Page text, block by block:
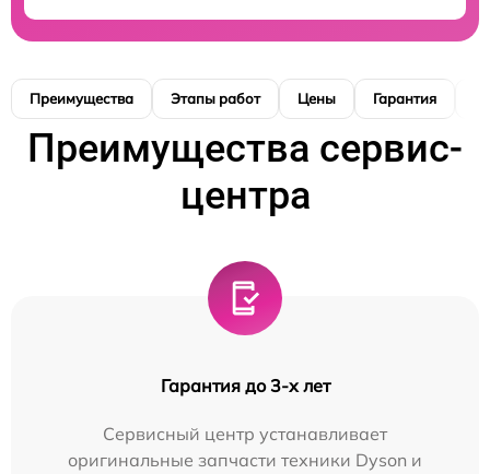
Преимущества Этапы работ Цены Гарантия
Преимущества сервис-
центра
Гарантия до 3-х лет
Сервисный центр устанавливает
оригинальные запчасти техники Dyson и